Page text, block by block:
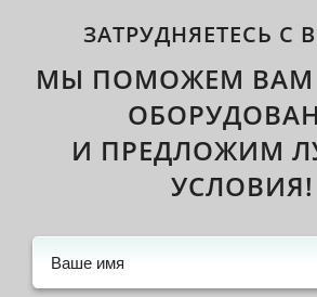
ЗАТРУДНЯЕТЕСЬ С
МЫ ПОМОЖЕМ ВАМ
И ПРЕДЛОЖИМ
УСЛОВИЯ!